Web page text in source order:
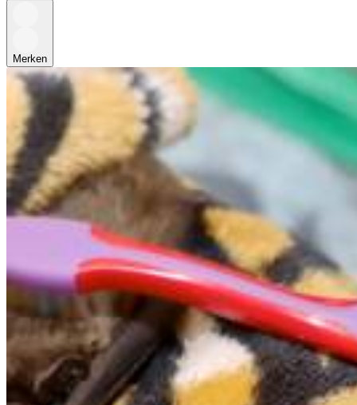
Merken